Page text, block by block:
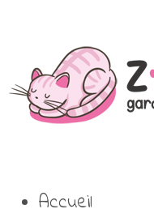
Accueil